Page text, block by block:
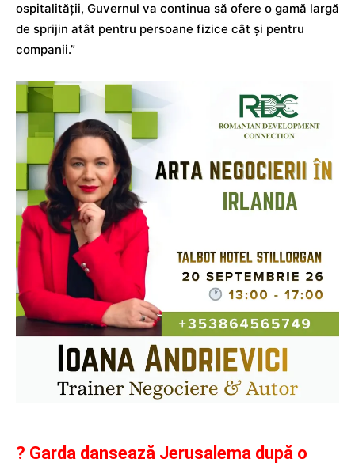
ospitalității, Guvernul va continua să ofere o gamă largă
de sprijin atât pentru persoane fizice cât și pentru
companii.”
? Garda dansează Jerusalema după o